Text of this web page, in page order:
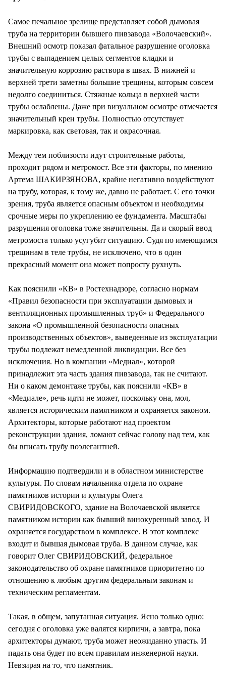
Самое печальное зрелище представляет собой дымовая
труба на территории бывшего пивзавода «Волочаевский».
Внешний осмотр показал фатальное разрушение оголовка
трубы с выпадением целых сегментов кладки и
значительную коррозию раствора в швах. В нижней и
верхней трети заметны большие трещины, которым совсем
недолго соединиться. Стяжные кольца в верхней части
трубы ослаблены. Даже при визуальном осмотре отмечается
значительный крен трубы. Полностью отсутствует
маркировка, как световая, так и окрасочная.
Между тем поблизости идут строительные работы,
проходит рядом и метромост. Все эти факторы, по мнению
Артема ШАКИРЗЯНОВА, крайне негативно воздействуют
на трубу, которая, к тому же, давно не работает. С его точки
зрения, труба является опасным объектом и необходимы
срочные меры по укреплению ее фундамента. Масштабы
разрушения оголовка тоже значительны. Да и скорый ввод
метромоста только усугубит ситуацию. Судя по имеющимся
трещинам в теле трубы, не исключено, что в один
прекрасный момент она может попросту рухнуть.
Как пояснили «КВ» в Ростехнадзоре, согласно нормам
«Правил безопасности при эксплуатации дымовых и
вентиляционных промышленных труб» и Федерального
закона «О промышленной безопасности опасных
производственных объектов», выведенные из эксплуатации
трубы подлежат немедленной ликвидации. Все без
исключения. Но в компании «Медиал», которой
принадлежит эта часть здания пивзавода, так не считают.
Ни о каком демонтаже трубы, как пояснили «КВ» в
«Медиале», речь идти не может, поскольку она, мол,
является историческим памятником и охраняется законом.
Архитекторы, которые работают над проектом
реконструкции здания, ломают сейчас голову над тем, как
бы вписать трубу поэлегантней.
Информацию подтвердили и в областном министерстве
культуры. По словам начальника отдела по охране
памятников истории и культуры Олега
СВИРИДОВСКОГО, здание на Волочаевской является
памятником истории как бывший винокуренный завод. И
охраняется государством в комплексе. В этот комплекс
входит и бывшая дымовая труба. В данном случае, как
говорит Олег СВИРИДОВСКИЙ, федеральное
законодательство об охране памятников приоритетно по
отношению к любым другим федеральным законам и
техническим регламентам.
Такая, в общем, запутанная ситуация. Ясно только одно:
сегодня с оголовка уже валятся кирпичи, а завтра, пока
архитекторы думают, труба может неожиданно упасть. И
падать она будет по всем правилам инженерной науки.
Невзирая на то, что памятник.